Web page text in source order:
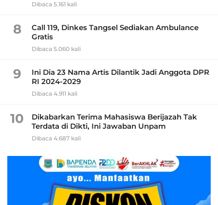
Dibaca 5.161 kali
8
Call 119, Dinkes Tangsel Sediakan Ambulance
Gratis
Dibaca 5.060 kali
9
Ini Dia 23 Nama Artis Dilantik Jadi Anggota DPR
RI 2024-2029
Dibaca 4.911 kali
10
Dikabarkan Terima Mahasiswa Berijazah Tak
Terdata di Dikti, Ini Jawaban Unpam
Dibaca 4.687 kali